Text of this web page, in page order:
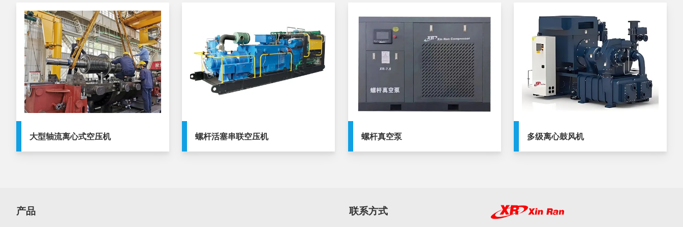
大型轴流离心式空压机 螺杆活塞串联空压机 螺杆真空泵 多级离心鼓风机
产品 联系方式